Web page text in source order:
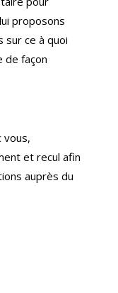
proposons
sur ce à quoi
de façon
vous,
et recul afin
auprès du